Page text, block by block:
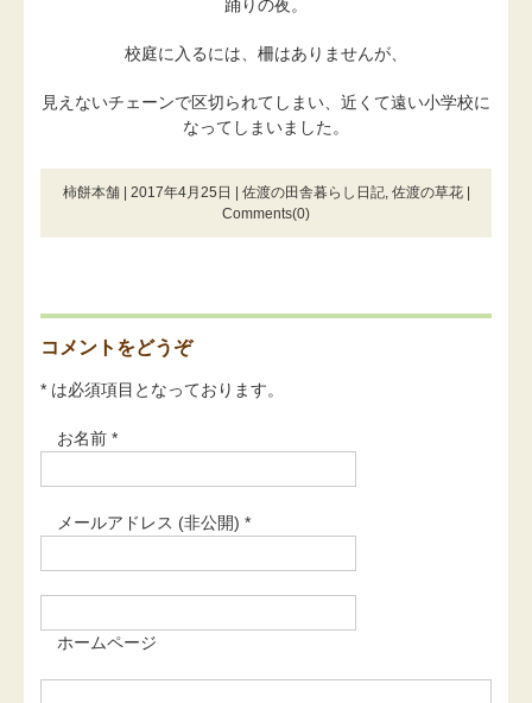
踊りの夜。
校庭に入るには、柵はありませんが、
見えないチェーンで区切られてしまい、近くて遠い小学校に
なってしまいました。
柿餅本舗 | 2017年4月25日 | 佐渡の田舎暮らし日記, 佐渡の草花|
Comments(0)
コメントをどうぞ
* は必須項目となっております。
お名前 *
メールアドレス (非公開) *
ホームページ